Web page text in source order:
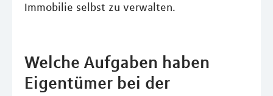
Immobilie selbst zu verwalten.
Welche Aufgaben haben
Eigentümer bei der